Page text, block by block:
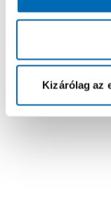
Kizárólag az